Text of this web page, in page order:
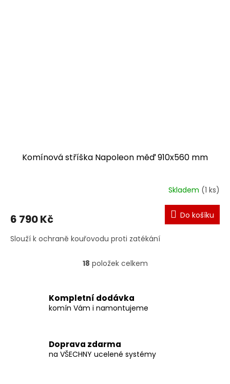
Komínová stříška Napoleon měď 910x560 mm
Skladem (1 ks)
6 790 Kč Do košíku
Slouží k ochraně kouřovodu proti zatékání
O
á
d
p
r
18 položek celkem
Kompletní dodávka
komín Vám i namontujeme
Doprava zdarma
na VŠECHNY ucelené systémy